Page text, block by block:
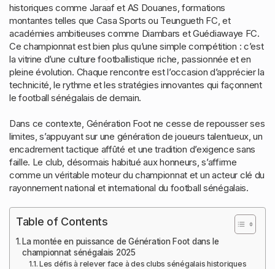
historiques comme Jaraaf et AS Douanes, formations
montantes telles que Casa Sports ou Teungueth FC, et
académies ambitieuses comme Diambars et Guédiawaye FC.
Ce championnat est bien plus qu’une simple compétition : c’est
la vitrine d’une culture footballistique riche, passionnée et en
pleine évolution. Chaque rencontre est l’occasion d’apprécier la
technicité, le rythme et les stratégies innovantes qui façonnent
le football sénégalais de demain.
Dans ce contexte, Génération Foot ne cesse de repousser ses
limites, s’appuyant sur une génération de joueurs talentueux, un
encadrement tactique affûté et une tradition d’exigence sans
faille. Le club, désormais habitué aux honneurs, s’affirme
comme un véritable moteur du championnat et un acteur clé du
rayonnement national et international du football sénégalais.
Table of Contents
La montée en puissance de Génération Foot dans le
championnat sénégalais 2025
Les défis à relever face à des clubs sénégalais historiques